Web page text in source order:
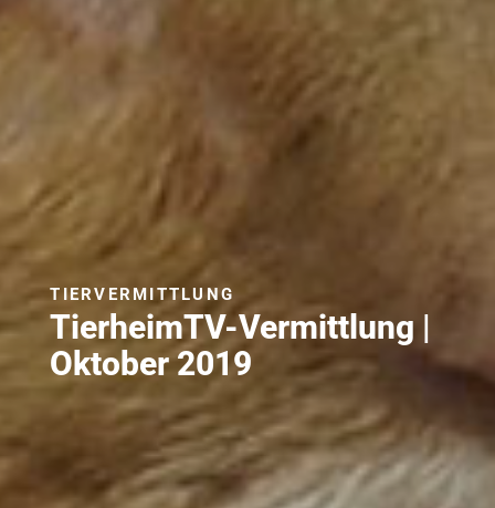
TierheimTV-Vermittlung |
Oktober 2019
TIERVERMITTLUNG